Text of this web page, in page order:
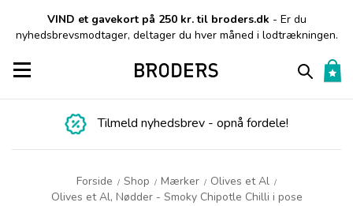
VIND et gavekort på 250 kr. til broders.dk - Er du
nyhedsbrevsmodtager, deltager du hver måned i lodtrækningen.
Toggle navigation
Tilmeld nyhedsbrev - opnå fordele!
Forside / Shop / Mærker / Olives et Al /
Olives et Al, Nødder - Smoky Chipotle Chilli i pose